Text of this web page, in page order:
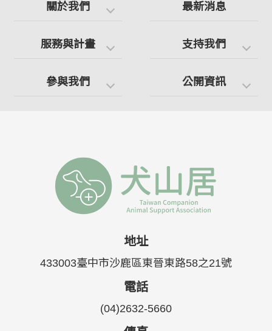
關於我們 最新消息
服務與計畫 支持我們
參與我們 公開資訊
地址
433003臺中市沙鹿區東晉東路58之21號
電話
(04)2632-5660